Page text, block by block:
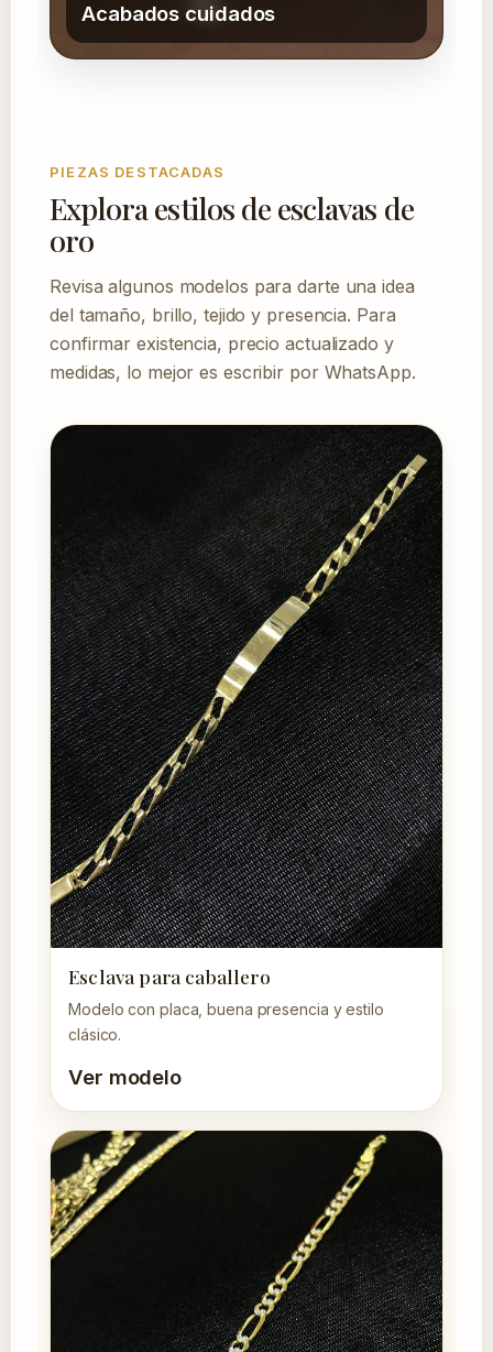
Acabados cuidados
PIEZAS DESTACADAS
Explora estilos de esclavas de
oro
Revisa algunos modelos para darte una idea
del tamaño, brillo, tejido y presencia. Para
confirmar existencia, precio actualizado y
medidas, lo mejor es escribir por WhatsApp.
Esclava para caballero
Modelo con placa, buena presencia y estilo
clásico.
Ver modelo